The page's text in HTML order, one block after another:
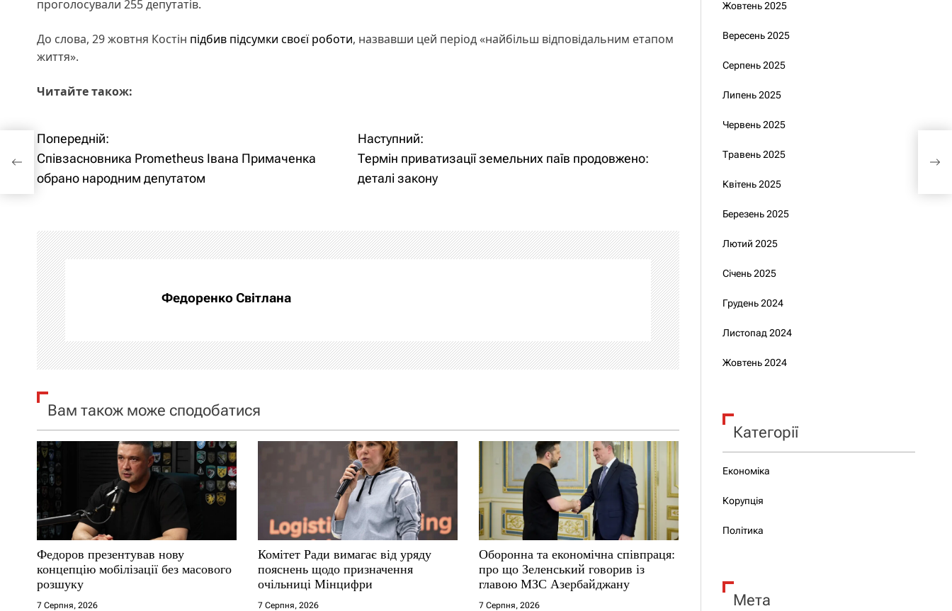
проголосували 255 депутатів.
До слова, 29 жовтня Костін підбив підсумки своєї роботи, назвавши цей період «найбільш відповідальним етапом
життя».
Читайте також:
Н
а
і
г
а
ц
і
я
а
п
и
с
і
в
Попередній:
Співзасновника Prometheus Івана Примаченка
обрано народним депутатом
Наступний:
Термін приватизації земельних паїв продовжено:
деталі закону
Федоренко Світлана
Вам також може сподобатися
Федоров презентував нову
концепцію мобілізації без масового
розшуку
7 Серпня, 2026
Комітет Ради вимагає від уряду
пояснень щодо призначення
очільниці Мінцифри
7 Серпня, 2026
Оборонна та економічна співпраця:
про що Зеленський говорив із
главою МЗС Азербайджану
7 Серпня, 2026
Жовтень 2025
Вересень 2025
Серпень 2025
Липень 2025
Червень 2025
Травень 2025
Квітень 2025
Березень 2025
Лютий 2025
Січень 2025
Грудень 2024
Листопад 2024
Жовтень 2024
Категорії
Економіка
Корупція
Політика
Мета